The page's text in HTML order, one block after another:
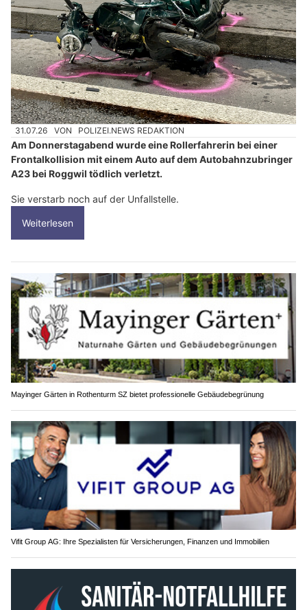
31.07.26 VON POLIZEI.NEWS REDAKTION
Am Donnerstagabend wurde eine Rollerfahrerin bei einer
Frontalkollision mit einem Auto auf dem Autobahnzubringer
A23 bei Roggwil tödlich verletzt.
Sie verstarb noch auf der Unfallstelle.
Weiterlesen
Mayinger Gärten in Rothenturm SZ bietet professionelle Gebäudebegrünung
Vifit Group AG: Ihre Spezialisten für Versicherungen, Finanzen und Immobilien